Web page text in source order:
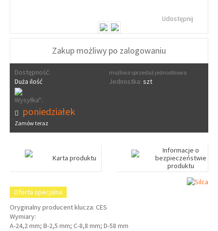
Udostępnij
Zakup możliwy po zalogowaniu
Dostępność:
Duża ilość
możliwa sprzedaż jednostkowa
Jednostka: szt
Wysyłka*:
poniedziałek
Zamów teraz
Karta produktu
Informacje o
bezpieczeństwie
produktu
Oferta specjalna
Oryginalny producent klucza: CES
Wymiary:
A-24,2 mm; B-2,5 mm; C-8,8 mm; D-58 mm